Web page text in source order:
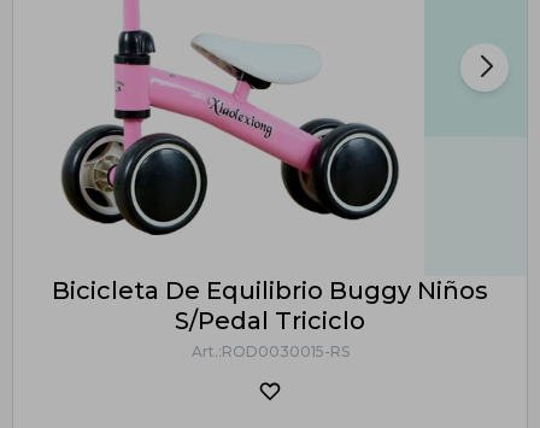
Bicicleta De Equilibrio Buggy Niños
S/Pedal Triciclo
ROD0030015-RS